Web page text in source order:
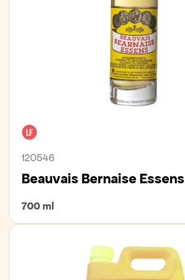
120546
Beauvais Bernaise Essens
700 ml